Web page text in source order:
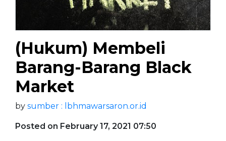
(Hukum) Membeli
Barang-Barang Black
Market
by sumber : lbhmawarsaron.or.id
Posted on February 17, 2021 07:50